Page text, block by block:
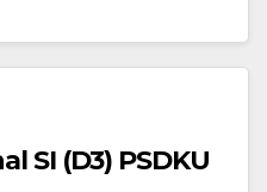
SI (D3) PSDKU